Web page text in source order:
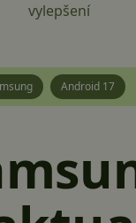
vylepšení
Android 17